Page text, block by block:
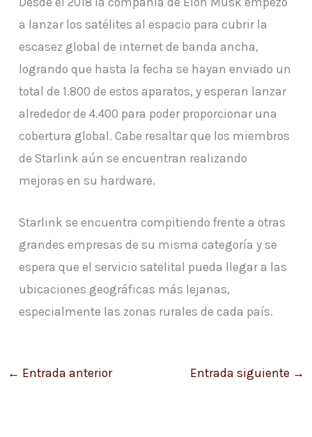
a lanzar los satélites al espacio para cubrir la
escasez global de internet de banda ancha,
logrando que hasta la fecha se hayan enviado un
total de 1.800 de estos aparatos, y esperan lanzar
alrededor de 4.400 para poder proporcionar una
cobertura global. Cabe resaltar que los miembros
de Starlink aún se encuentran realizando
mejoras en su hardware.
Starlink se encuentra compitiendo frente a otras
grandes empresas de su misma categoría y se
espera que el servicio satelital pueda llegar a las
ubicaciones geográficas más lejanas,
especialmente las zonas rurales de cada país.
← Entrada anterior Entrada siguiente →